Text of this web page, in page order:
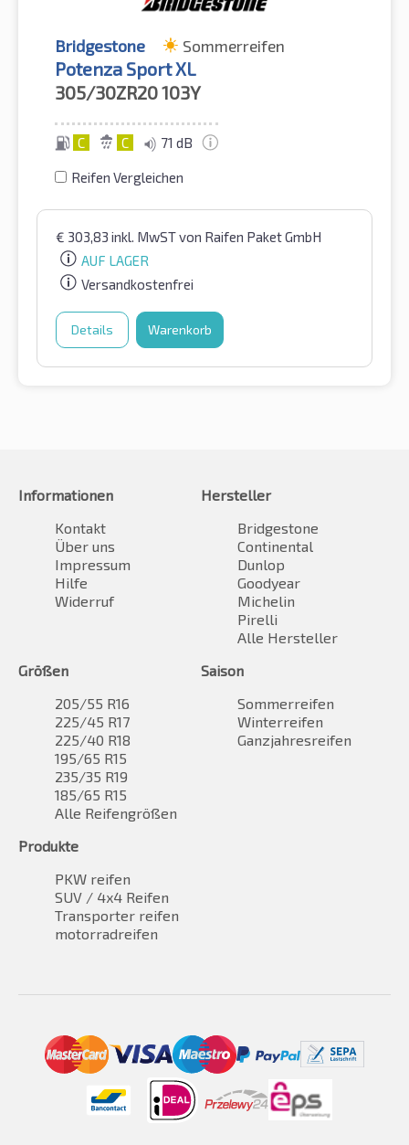
Bridgestone Sommerreifen
Potenza Sport XL
305/30ZR20103Y
C C 71 dB
Reifen Vergleichen
€ 303,83 inkl. MwSTvon Raifen Paket GmbH
AUF LAGER
Versandkostenfrei
Details Warenkorb
Informationen
Kontakt
Über uns
Impressum
Hilfe
Widerruf
Hersteller
Bridgestone
Continental
Dunlop
Goodyear
Michelin
Pirelli
Alle Hersteller
Größen
205/55 R16
225/45 R17
225/40 R18
195/65 R15
235/35 R19
185/65 R15
Alle Reifengrößen
Saison
Sommerreifen
Winterreifen
Ganzjahresreifen
Produkte
PKW reifen
SUV / 4x4 Reifen
Transporter reifen
motorradreifen